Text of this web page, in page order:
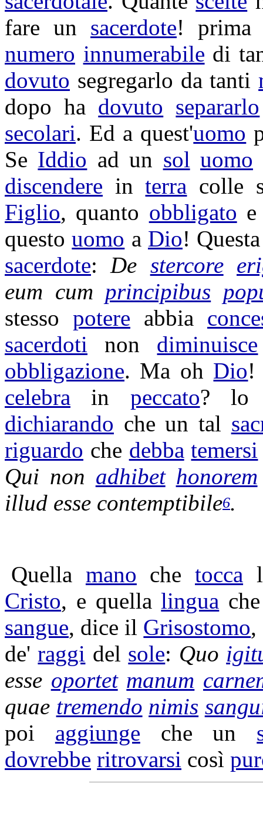
fare un sacerdote!
numero innumerabile di
dovuto segregarlo da tanti
dopo ha dovuto separarlo
secolari. Ed a quest'uomo
Se Iddio ad un sol uomo
discendere interra colle
Figlio, quanto obbligato
questouomo a Dio!
sacerdote:De stercore
eum cum principibus
stesso potere abbia
sacerdoti non diminuisce
obbligazione. Ma oh Dio!
celebra in peccato?
dichiarando che un tal
riguardo che debba temersi
Qui non adhibet honorem
illud esse contemptibile6.
Quella mano chetocca
Cristo, e quellalingua
sangue, dice il Grisostomo
de'raggi del sole: Quo
esse oportet manum
quae tremendo nimis
poi aggiunge che un
dovrebbe ritrovarsi così